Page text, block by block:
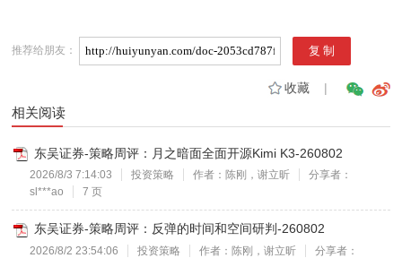
推荐给朋友：
收藏|
相关阅读
东吴证券-策略周评：月之暗面全面开源Kimi K3-260802
2026/8/3 7:14:03 投资策略 作者：陈刚，谢立昕
分享者：
sl***ao
7 页
东吴证券-策略周评：反弹的时间和空间研判-260802
2026/8/2 23:54:06 投资策略 作者：陈刚，谢立昕
分享者：